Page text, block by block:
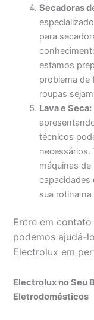
Secadoras
para
estamos
problema de
roupas
Lava e Seca:
técnicos
necessários.
máquinas de
capacidades
sua rotina
Entre em
podemos ajudá-
Electrolux em
Electrolux no Seu
Eletrodomésticos